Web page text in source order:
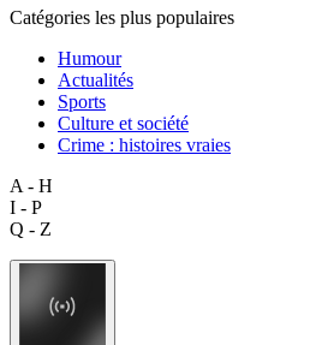
Catégories les plus populaires
Humour
Actualités
Sports
Culture et société
Crime : histoires vraies
A - H
I - P
Q - Z